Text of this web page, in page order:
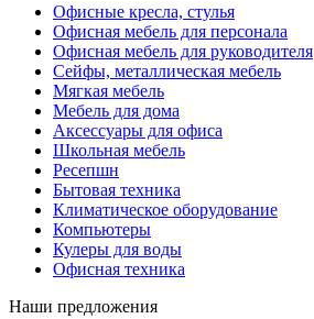
Офисные кресла, стулья
Офисная мебель для персонала
Офисная мебель для руководителя
Сейфы, металлическая мебель
Мягкая мебель
Мебель для дома
Аксессуары для офиса
Школьная мебель
Ресепшн
Бытовая техника
Климатическое оборудование
Компьютеры
Кулеры для воды
Офисная техника
Наши предложения